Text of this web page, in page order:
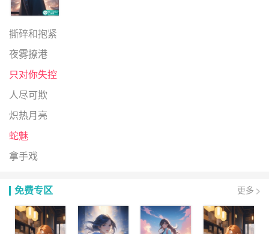
撕碎和抱紧
夜雾撩港
只对你失控
人尽可欺
炽热月亮
蛇魅
拿手戏
免费专区 更多